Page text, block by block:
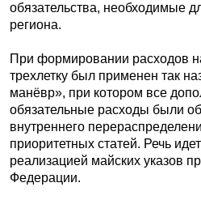
обязательства, необходимые
региона.
При формировании расходов
трехлетку был применен так
манёвр», при котором все
обязательные расходы были
внутреннего
приоритетных статей. Речь
реализацией майских указов
Федерации.